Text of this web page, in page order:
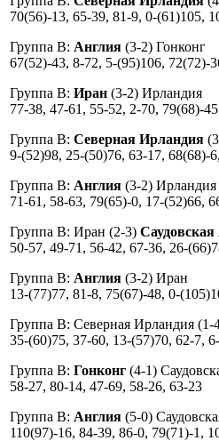
70(56)-13, 65-39, 81-9, 0-(61)105,
Группа В: Англия (3-2) Гонконг
67(52)-43, 8-72, 5-(95)106, 72(72)-
Группа В: Иран (3-2) Ирландия
77-38, 47-61, 55-52, 2-70, 79(68)-45
Группа В: Северная Ирландия
9-(52)98, 25-(50)76, 63-17, 68(68)-
Группа В: Англия (3-2) Ирландия
71-61, 58-63, 79(65)-0, 17-(52)66,
Группа В: Иран (2-3)
50-57, 49-71, 56-42, 67-36, 26-
Группа В: Англия (3-2) Иран
13-(77)77, 81-8, 75(67)-48, 0-
Группа В: Северная Ирландия (1-
35-(60)75, 37-60, 13-(57)70, 62-7,
Группа В: Гонконг (4-1)
58-27, 80-14, 47-69, 58-26, 63-23
Группа В: Англия (5-0)
110(97)-16, 84-39, 86-0, 79(71)-1,